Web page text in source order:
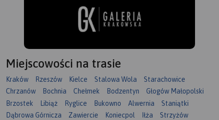
Miejscowości na trasie
Kraków Rzeszów Kielce Stalowa Wola
Starachowice
Chrzanów
Bochnia Chełmek Bodzentyn
Głogów Małopolski
Brzostek
Libiąż Ryglice Bukowno Alwernia
Staniątki
Dąbrowa Górnicza
Zawiercie Koniecpol Iłża
Strzyżów